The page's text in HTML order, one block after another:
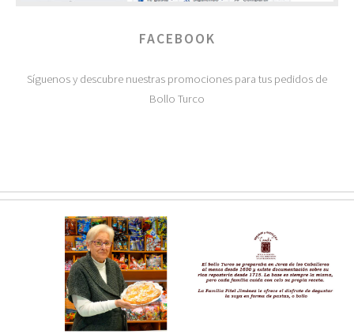
FACEBOOK
Síguenos y descubre nuestras promociones para tus pedidos de
Bollo Turco